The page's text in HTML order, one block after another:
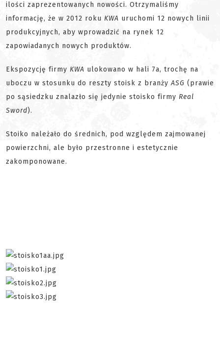
ilości zaprezentowanych nowości. Otrzymaliśmy
informację, że w 2012 roku KWA uruchomi 12 nowych linii
produkcyjnych, aby wprowadzić na rynek 12
zapowiadanych nowych produktów.
Ekspozycję firmy KWA ulokowano w hali 7a, trochę na
uboczu w stosunku do reszty stoisk z branży ASG (prawie
po sąsiedzku znalazło się jedynie stoisko firmy Real
Sword).
Stoiko należało do średnich, pod względem zajmowanej
powierzchni, ale było przestronne i estetycznie
zakomponowane.